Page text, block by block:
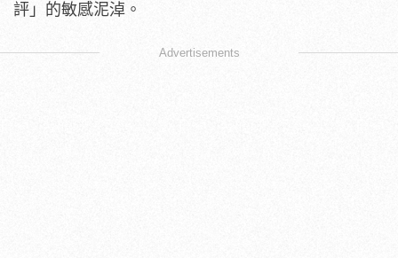
評」的敏感泥淖。
Advertisements